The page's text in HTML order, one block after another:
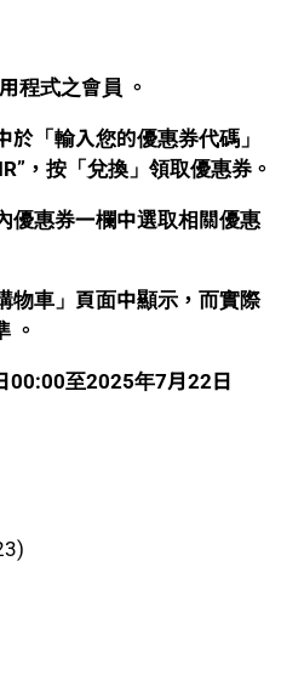
程式之會員 。
「輸入您的優惠券代碼」
，按「兌換」領取優惠券。
優惠券一欄中選取相關優惠
物車」頁面中顯示，而實際
。
至2025年7月22日